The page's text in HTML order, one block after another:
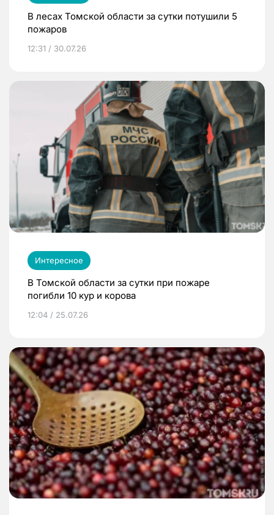
В лесах Томской области за сутки потушили 5
пожаров
12:31 / 30.07.26
Интересное
В Томской области за сутки при пожаре
погибли 10 кур и корова
12:04 / 25.07.26